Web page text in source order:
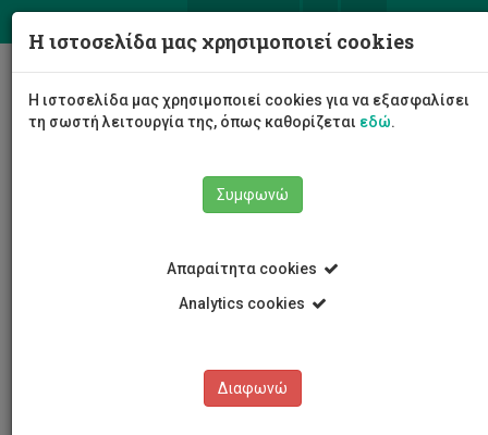
Η ιστοσελίδα μας χρησιμοποιεί cookies
Η ιστοσελίδα μας χρησιμοποιεί cookies για να εξασφαλίσει
τη σωστή λειτουργία της, όπως καθορίζεται εδώ.
Συμφωνώ
Απαραίτητα cookies
Analytics cookies
Διαφωνώ